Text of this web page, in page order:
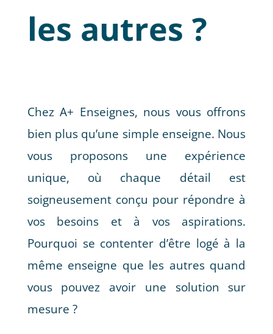
les autres ?
Chez A+ Enseignes, nous vous offrons
bien plus qu’une simple enseigne. Nous
vous proposons une expérience
unique, où chaque détail est
soigneusement conçu pour répondre à
vos besoins et à vos aspirations.
Pourquoi se contenter d’être logé à la
même enseigne que les autres quand
vous pouvez avoir une solution sur
mesure ?